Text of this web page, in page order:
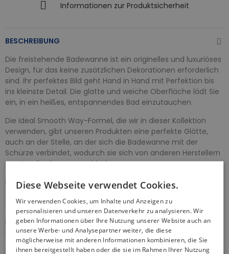
Informationen zur Produktsicherheit
BESCHREIBUNG
Die freistehende Badewanne ist ein originelles und luxuriöses
Design, für das keine zusätzlichen Dekorationen erforderlich
sind. Ihr perfektes Bild geht Hand in Hand mit Perfektion bis
ins kleinste Detail. Die glatte und weiche Oberfläche lädt Sie
ein, in ein heißes, entspannendes Bad einzutauchen.
Die Ideal Smooth Way-Formel, die wir in dieser Kollektion
verwenden, gibt unseren Produkten eine perfekte Glätte,
auch an der Stelle, an der sich die Badewanne mit der
Schürze verbindet, wodurch sie sich von anderen Herstellern
von Acrylbadewannen abhebt.
Das Produkt, das nur aus Acryl ohne Beteiligung anderer
schneeweiß und extrem langlebig ist.
Der größte Vorteil von Acrylbadewannen ist die Einhaltung
der Wassertemperatur während des gesamten Bades.
Diese Webseite verwendet Cookies.
Wir verwenden Cookies, um Inhalte und Anzeigen zu
personalisieren und unseren Datenverkehr zu analysieren. Wir
geben Informationen über Ihre Nutzung unserer Website auch an
unsere Werbe- und Analysepartner weiter, die diese
möglicherweise mit anderen Informationen kombinieren, die Sie
ihnen bereitgestellt haben oder die sie im Rahmen Ihrer Nutzung